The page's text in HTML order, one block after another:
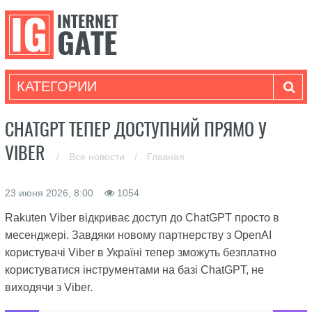
КАТЕГОРИИ
CHATGPT ТЕПЕР ДОСТУПНИЙ ПРЯМО У
VIBER
/ Все новости / Главная
23 июня 2026, 8:00 1054
Rakuten Viber відкриває доступ до ChatGPT просто в
месенджері. Завдяки новому партнерству з OpenAI
користувачі Viber в Україні тепер зможуть безплатно
користуватися інструментами на базі ChatGPT, не
виходячи з Viber.